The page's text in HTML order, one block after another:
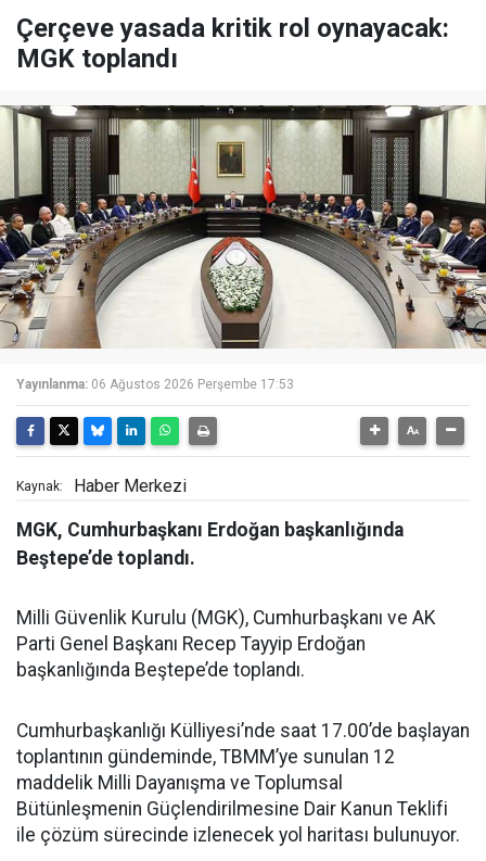
Çerçeve yasada kritik rol oynayacak:
MGK toplandı
Yayınlanma: 06 Ağustos 2026 Perşembe 17:53
Kaynak: Haber Merkezi
MGK, Cumhurbaşkanı Erdoğan başkanlığında
Beştepe’de toplandı.
Milli Güvenlik Kurulu (MGK), Cumhurbaşkanı ve AK
Parti Genel Başkanı Recep Tayyip Erdoğan
başkanlığında Beştepe’de toplandı.
Cumhurbaşkanlığı Külliyesi’nde saat 17.00’de başlayan
toplantının gündeminde, TBMM’ye sunulan 12
maddelik Milli Dayanışma ve Toplumsal
Bütünleşmenin Güçlendirilmesine Dair Kanun Teklifi
ile çözüm sürecinde izlenecek yol haritası bulunuyor.